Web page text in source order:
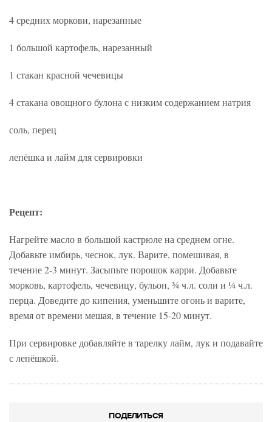
4 средних моркови, нарезанные
1 большой картофель, нарезанный
1 стакан красной чечевицы
4 стакана овощного булона с низким содержанием натрия
соль, перец
лепёшка и лайм для сервировки
Рецепт:
Нагрейте масло в большой кастрюле на среднем огне.
Добавьте имбирь, чеснок, лук. Варите, помешивая, в
течение 2-3 минут. Засыпьте порошок карри. Добавьте
морковь, картофель, чечевицу, бульон, ¾ ч.л. соли и ¼ ч.л.
перца. Доведите до кипения, уменьшите огонь и варите,
время от времени мешая, в течение 15-20 минут.
При сервировке добавляйте в тарелку лайм, лук и подавайте
с лепёшкой.
ПОДЕЛИТЬСЯ